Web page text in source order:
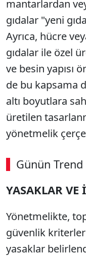
mantarlardan
gıdalar "yeni
Ayrıca, hücre
gıdalar ile özel
ve besin yapısı
de bu kapsama
altı boyutlara
üretilen
yönetmelik
Günün
YASAKLAR
Yönetmelikte,
güvenlik
yasaklar